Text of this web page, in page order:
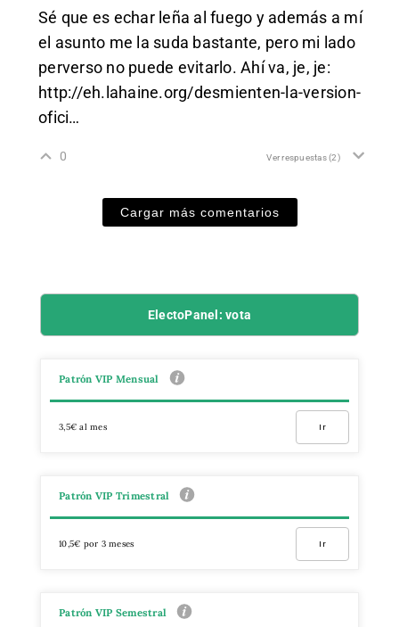
Sé que es echar leña al fuego y además a mí
el asunto me la suda bastante, pero mi lado
perverso no puede evitarlo. Ahí va, je, je:
http://eh.lahaine.org/desmienten-la-version-
ofici…
0 Ver respuestas(2)
Cargar más comentarios
ElectoPanel: vota
Patrón VIP Mensual
3,5€ al mes Ir
Patrón VIP Trimestral
10,5€ por 3 meses Ir
Patrón VIP Semestral